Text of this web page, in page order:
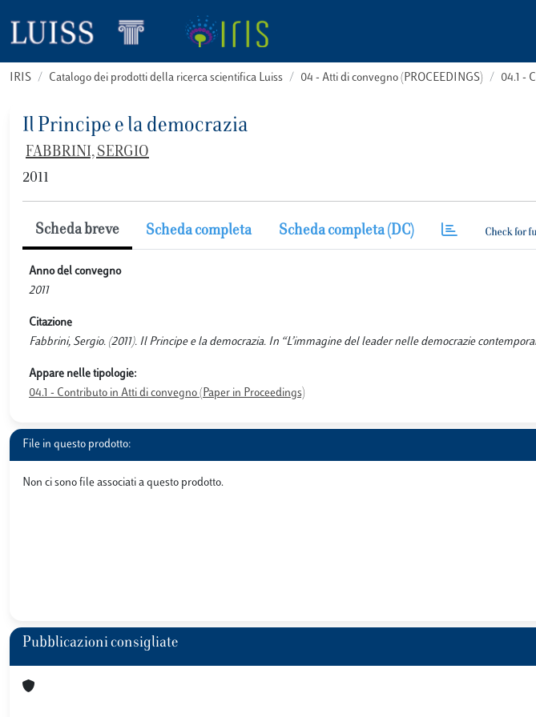
IRIS Catalogo dei prodotti della ricerca scientifica Luiss 04 - Atti di convegno (PROCEEDINGS) 04.1 -
Il Principe e la democrazia
FABBRINI, SERGIO
2011
Scheda breve Scheda completa Scheda completa (DC)
Anno del convegno
2011
Citazione
Fabbrini, Sergio. (2011). Il Principe e la democrazia. In “L’immagine del leader nelle democrazie
Appare nelle tipologie:
04.1 - Contributo in Atti di convegno (Paper in Proceedings)
File in questo prodotto:
Non ci sono file associati a questo prodotto.
Pubblicazioni consigliate